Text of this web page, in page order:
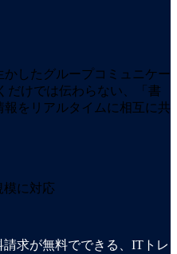
したグループコミュニケー
だけでは伝わらない、「書
をリアルタイムに相互に共
模に対応
求が無料でできる、ITトレ